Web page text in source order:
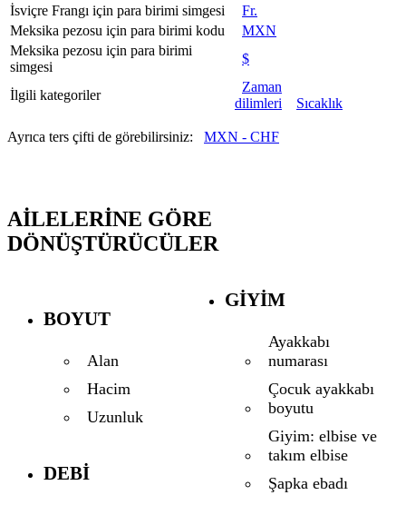
İsviçre Frangı için para birimi simgesi
Fr.
Meksika pezosu için para birimi kodu
MXN
Meksika pezosu için para birimi
simgesi
$
İlgili kategoriler
Zaman
dilimleri
Sıcaklık
Ayrıca ters çifti de görebilirsiniz: MXN - CHF
AILELERINE GÖRE
DÖNÜŞTÜRÜCÜLER
BOYUT
Alan
Hacim
Uzunluk
DEBI
GIYIM
Ayakkabı
numarası
Çocuk ayakkabı
boyutu
Giyim: elbise ve
takım elbise
Şapka ebadı